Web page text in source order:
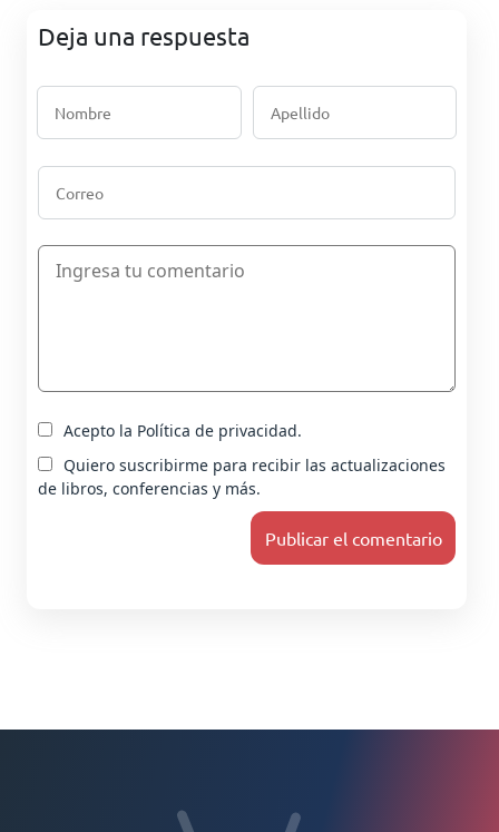
Deja una respuesta
Acepto la Política de privacidad.
Quiero suscribirme para recibir las actualizaciones
de libros, conferencias y más.